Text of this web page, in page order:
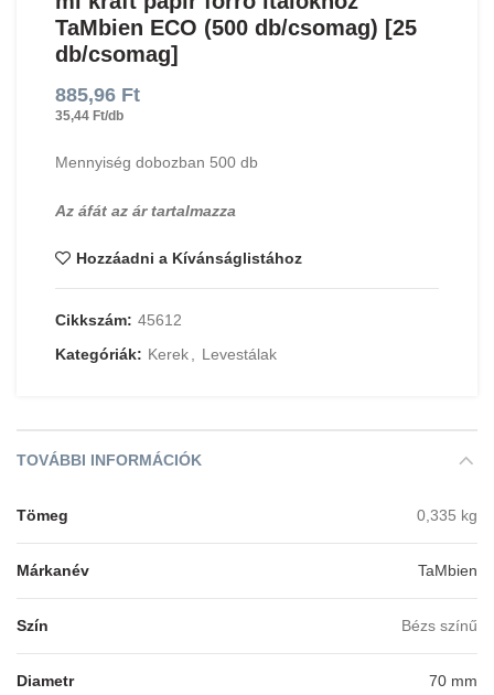
TaMbien ECO (500 db/csomag) [25
db/csomag]
885,96 Ft
35,44 Ft/db
Mennyiség dobozban 500 db
Az áfát az ár tartalmazza
Hozzáadni a Kívánságlistához
Cikkszám: 45612
Kategóriák: Kerek, Levestálak
TOVÁBBI INFORMÁCIÓK
Tömeg 0,335 kg
Márkanév TaMbien
Szín Bézs színű
Diametr 70 mm